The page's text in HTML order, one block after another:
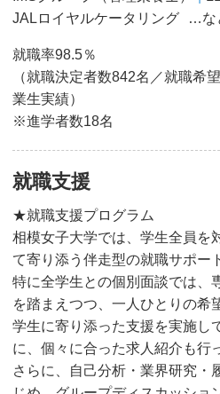
JALロイヤルケータリング
…な
就職率98.5％
（就職決定者数842名／就職
業生実績）
※進学者数18名
就職支援
★就職支援プログラム
相模女子大学では、学生全員を
て寄り添う伴走型の就職サポー
特に全学生との個別面談では、
を踏まえつつ、一人ひとりの希
学生に寄り添った支援を実施し
に、個々に合った求人紹介も行
さらに、自己分析・業界研究・